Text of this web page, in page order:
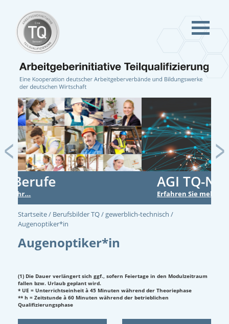
AGI TQ-Netzwerk
Previous
Startseite Berufsbilder TQ
gewerblich-technisch
Augenoptiker*in
Augenoptiker*in
(1) Die Dauer verlängert sich ggf., sofern Feiertage in den Modulzeitraum
fallen bzw. Urlaub geplant wird.
* UE = Unterrichtseinheit à 45 Minuten während der Theoriephase
** h = Zeitstunde à 60 Minuten während der betrieblichen
Qualifizierungsphase